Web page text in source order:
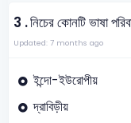
3 .নিচের কোনটি ভাষা
Updated: 7 months ago
ইন্দো-ইউরোপীয়
দ্রাবিড়ীয়